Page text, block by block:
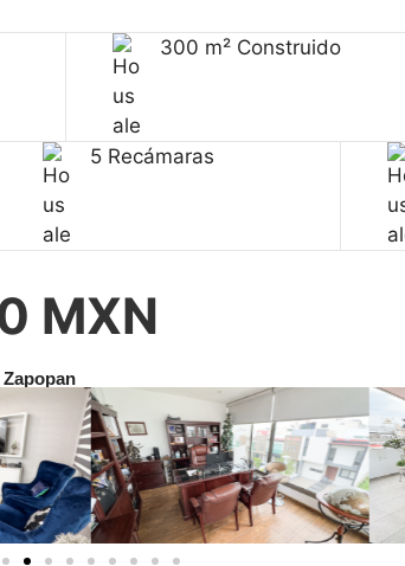
300 m² Construido
5 Recámaras
MXN